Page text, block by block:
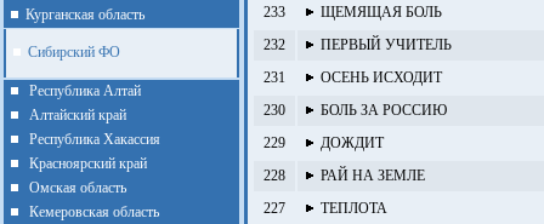
Курганская область
Сибирский ФО
Республика Алтай
Алтайcкий край
Республика Хакассия
Красноярский край
Омская область
Кемеровская область
233
ЩЕМЯЩАЯ БОЛЬ
232
ПЕРВЫЙ УЧИТЕЛЬ
231
ОСЕНЬ ИСХОДИТ
230
БОЛЬ ЗА РОССИЮ
229
ДОЖДИТ
228
РАЙ НА ЗЕМЛЕ
227
ТЕПЛОТА